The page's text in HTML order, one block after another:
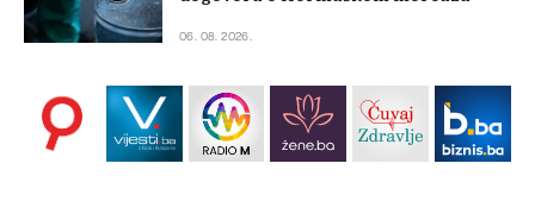
06. 08. 2026.